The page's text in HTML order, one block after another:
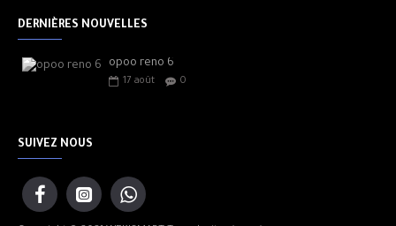
DERNIÈRES NOUVELLES
opoo reno 6
17 août 0
SUIVEZ NOUS